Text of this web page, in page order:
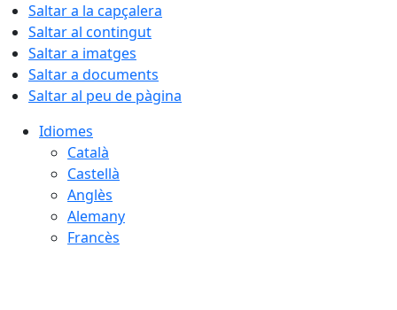
Saltar a la capçalera
Saltar al contingut
Saltar a imatges
Saltar a documents
Saltar al peu de pàgina
Idiomes
Català
Castellà
Anglès
Alemany
Francès